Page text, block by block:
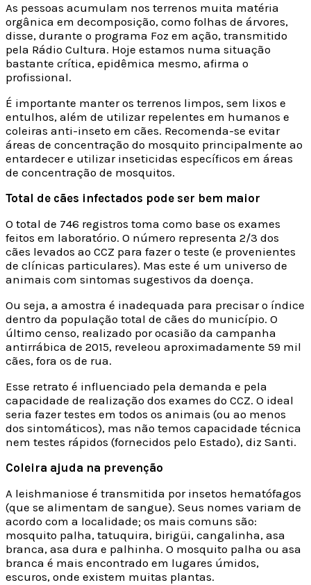
As pessoas acumulam nos terrenos muita matéria
orgânica em decomposição, como folhas de árvores,
disse, durante o programa Foz em ação, transmitido
pela Rádio Cultura. Hoje estamos numa situação
bastante crítica, epidêmica mesmo, afirma o
profissional.
É importante manter os terrenos limpos, sem lixos e
entulhos, além de utilizar repelentes em humanos e
coleiras anti-inseto em cães. Recomenda-se evitar
áreas de concentração do mosquito principalmente ao
entardecer e utilizar inseticidas específicos em áreas
de concentração de mosquitos.
Total de cães infectados pode ser bem maior
O total de 746 registros toma como base os exames
feitos em laboratório. O número representa 2/3 dos
cães levados ao CCZ para fazer o teste (e provenientes
de clínicas particulares). Mas este é um universo de
animais com sintomas sugestivos da doença.
Ou seja, a amostra é inadequada para precisar o índice
dentro da população total de cães do município. O
último censo, realizado por ocasião da campanha
antirrábica de 2015, reveleou aproximadamente 59 mil
cães, fora os de rua.
Esse retrato é influenciado pela demanda e pela
capacidade de realização dos exames do CCZ. O ideal
seria fazer testes em todos os animais (ou ao menos
dos sintomáticos), mas não temos capacidade técnica
nem testes rápidos (fornecidos pelo Estado), diz Santi.
Coleira ajuda na prevenção
A leishmaniose é transmitida por insetos hematófagos
(que se alimentam de sangue). Seus nomes variam de
acordo com a localidade; os mais comuns são:
mosquito palha, tatuquira, birigüi, cangalinha, asa
branca, asa dura e palhinha. O mosquito palha ou asa
branca é mais encontrado em lugares úmidos,
escuros, onde existem muitas plantas.